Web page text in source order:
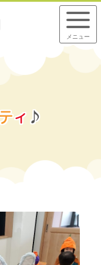
ィ ♪
メニュー